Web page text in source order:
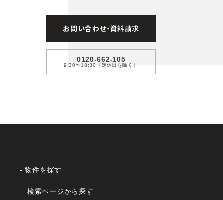
お問い合わせ・資料請求
0120-662-105
9:30〜18:30（定休日を除く）
- 物件を探す
検索ページから探す